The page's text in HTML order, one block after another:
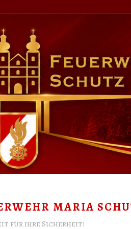
MARIA
für ihre Sicherheit!